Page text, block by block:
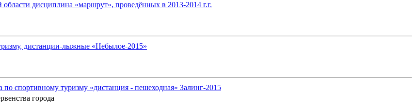
дисциплина «маршрут», проведённых в 2013-2014 г.г.
дистанции-лыжные «Небылое-2015»
спортивному туризму «дистанция - пешеходная» Залинг-2015
города